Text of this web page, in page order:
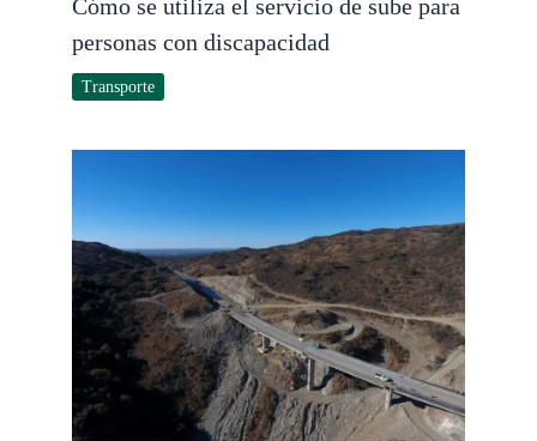
Cómo se utiliza el servicio de sube para
personas con discapacidad
Transporte